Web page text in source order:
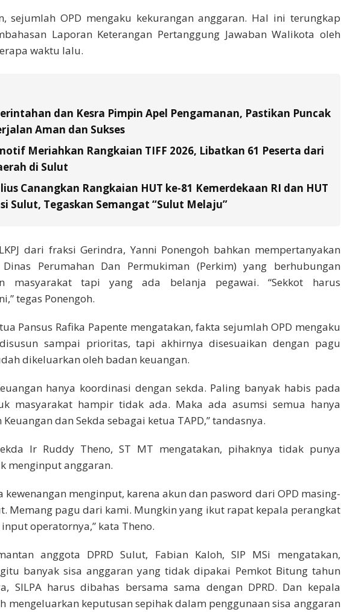
sejumlah OPD mengaku kekurangan anggaran. Hal ini terungkap
Laporan Keterangan Pertanggung Jawaban Walikota oleh
waktu lalu.
dan Kesra Pimpin Apel Pengamanan, Pastikan Puncak
Aman dan Sukses
Meriahkan Rangkaian TIFF 2026, Libatkan 61 Peserta dari
di Sulut
Canangkan Rangkaian HUT ke-81 Kemerdekaan RI dan HUT
Sulut, Tegaskan Semangat “Sulut Melaju”
dari fraksi Gerindra, Yanni Ponengoh bahkan mempertanyakan
Perumahan Dan Permukiman (Perkim) yang berhubungan
masyarakat tapi yang ada belanja pegawai. “Sekkot harus
tegas Ponengoh.
Pansus Rafika Papente mengatakan, fakta sejumlah OPD mengaku
sampai prioritas, tapi akhirnya disesuaikan dengan pagu
dikeluarkan oleh badan keuangan.
hanya koordinasi dengan sekda. Paling banyak habis pada
masyarakat hampir tidak ada. Maka ada asumsi semua hanya
dan Sekda sebagai ketua TAPD,” tandasnya.
Ir Ruddy Theno, ST MT mengatakan, pihaknya tidak punya
menginput anggaran.
kewenangan menginput, karena akun dan pasword dari OPD masing-
Memang pagu dari kami. Mungkin yang ikut rapat kepala perangkat
operatornya,” kata Theno.
anggota DPRD Sulut, Fabian Kaloh, SIP MSi mengatakan,
banyak sisa anggaran yang tidak dipakai Pemkot Bitung tahun
SILPA harus dibahas bersama sama dengan DPRD. Dan kepala
mengeluarkan keputusan sepihak dalam penggunaan sisa anggaran